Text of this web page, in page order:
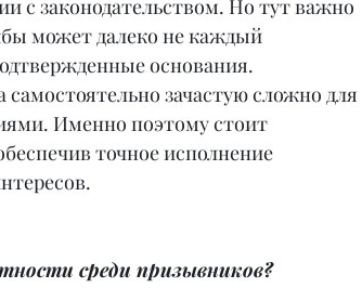
с законодательством. Но тут важно
может далеко не каждый
основания.
самостоятельно зачастую сложно для
Именно поэтому стоит
точное исполнение
среди призывников?